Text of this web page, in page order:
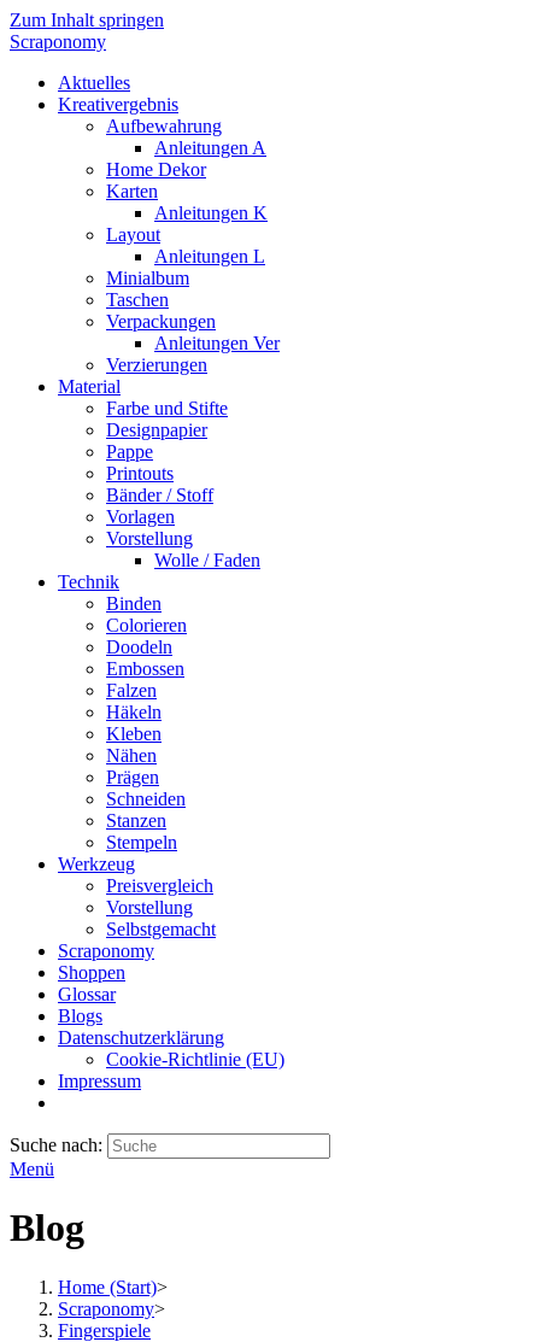
Zum Inhalt springen
Scraponomy
Aktuelles
Kreativergebnis
Aufbewahrung
Anleitungen A
Home Dekor
Karten
Anleitungen K
Layout
Anleitungen L
Minialbum
Taschen
Verpackungen
Anleitungen Ver
Verzierungen
Material
Farbe und Stifte
Designpapier
Pappe
Printouts
Bänder / Stoff
Vorlagen
Vorstellung
Wolle / Faden
Technik
Binden
Colorieren
Doodeln
Embossen
Falzen
Häkeln
Kleben
Nähen
Prägen
Schneiden
Stanzen
Stempeln
Werkzeug
Preisvergleich
Vorstellung
Selbstgemacht
Scraponomy
Shoppen
Glossar
Blogs
Datenschutzerklärung
Cookie-Richtlinie (EU)
Impressum
Suche nach:
Menü
Blog
Home (Start)>
Scraponomy>
Fingerspiele